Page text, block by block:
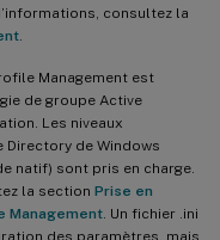
consultez la
Management est
de groupe Active
Les niveaux
de Windows
natif) sont pris en charge.
la section Prise en
Management . Un fichier .ini
des paramètres, mais